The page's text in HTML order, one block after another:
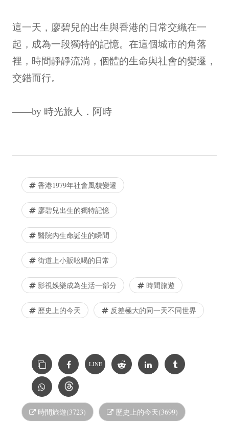
這一天，廖碧兒的出生與香港的日常交織在一
起，成為一段獨特的記憶。在這個城市的角落
裡，時間靜靜流淌，個體的生命與社會的變遷，
交錯而行。
——by 時光旅人．阿時
香港1979年社會風貌變遷
廖碧兒出生的獨特記憶
醫院內生命誕生的瞬間
街道上小販吆喝的日常
影視娛樂成為生活一部分 時間旅遊
歷史上的今天 反差極大的同一天不同世界
LINE
時間旅遊(3723) 歷史上的今天(3699)